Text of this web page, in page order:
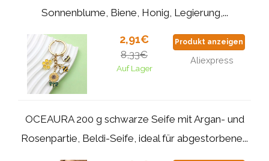
Sonnenblume, Biene, Honig, Legierung,...
2,91€
8,33€
Auf Lager
Produkt anzeigen
Aliexpress
OCEAURA 200 g schwarze Seife mit Argan- und
Rosenpartie, Beldi-Seife, ideal für abgestorbene...